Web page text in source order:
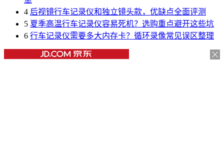
4 后视镜行车记录仪和独立镜头款，优缺点全面评测
5 夏季高温行车记录仪容易死机？选购重点避开这些坑
6 行车记录仪需要多大内存卡？循环录像常见误区整理